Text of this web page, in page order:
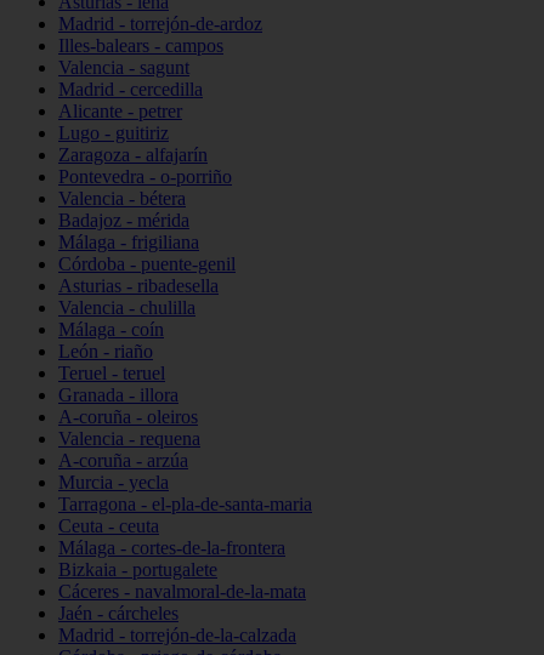
Madrid - torrejón-de-ardoz
Illes-balears - campos
Valencia - sagunt
Madrid - cercedilla
Alicante - petrer
Lugo - guitiriz
Zaragoza - alfajarín
Pontevedra - o-porriño
Valencia - bétera
Badajoz - mérida
Málaga - frigiliana
Córdoba - puente-genil
Asturias - ribadesella
Valencia - chulilla
Málaga - coín
León - riaño
Teruel - teruel
Granada - illora
A-coruña - oleiros
Valencia - requena
A-coruña - arzúa
Murcia - yecla
Tarragona - el-pla-de-santa-maria
Ceuta - ceuta
Málaga - cortes-de-la-frontera
Bizkaia - portugalete
Cáceres - navalmoral-de-la-mata
Jaén - cárcheles
Madrid - torrejón-de-la-calzada